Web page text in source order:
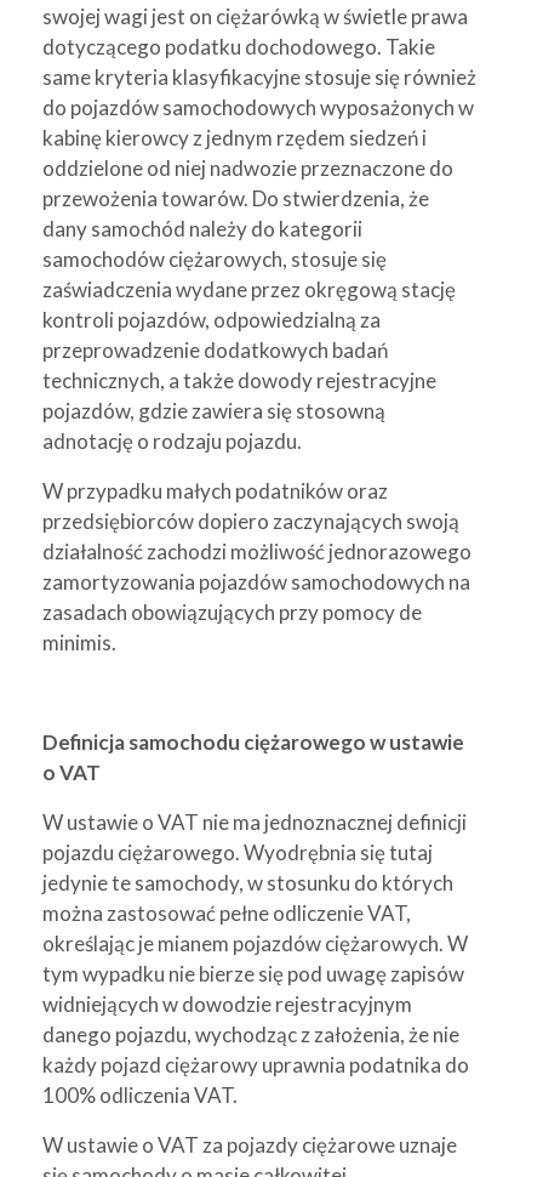
swojej wagi jest on ciężarówką w świetle prawa
dotyczącego podatku dochodowego. Takie
same kryteria klasyfikacyjne stosuje się również
do pojazdów samochodowych wyposażonych w
kabinę kierowcy z jednym rzędem siedzeń i
oddzielone od niej nadwozie przeznaczone do
przewożenia towarów. Do stwierdzenia, że
dany samochód należy do kategorii
samochodów ciężarowych, stosuje się
zaświadczenia wydane przez okręgową stację
kontroli pojazdów, odpowiedzialną za
przeprowadzenie dodatkowych badań
technicznych, a także dowody rejestracyjne
pojazdów, gdzie zawiera się stosowną
adnotację o rodzaju pojazdu.
W przypadku małych podatników oraz
przedsiębiorców dopiero zaczynających swoją
działalność zachodzi możliwość jednorazowego
zamortyzowania pojazdów samochodowych na
zasadach obowiązujących przy pomocy de
minimis.
Definicja samochodu ciężarowego w ustawie
o VAT
W ustawie o VAT nie ma jednoznacznej definicji
pojazdu ciężarowego. Wyodrębnia się tutaj
jedynie te samochody, w stosunku do których
można zastosować pełne odliczenie VAT,
określając je mianem pojazdów ciężarowych. W
tym wypadku nie bierze się pod uwagę zapisów
widniejących w dowodzie rejestracyjnym
danego pojazdu, wychodząc z założenia, że nie
każdy pojazd ciężarowy uprawnia podatnika do
100% odliczenia VAT.
W ustawie o VAT za pojazdy ciężarowe uznaje